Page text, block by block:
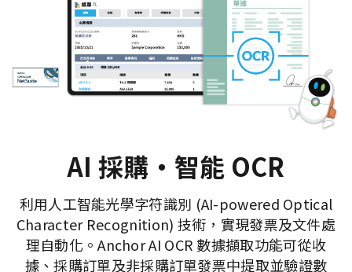
AI 採購・智能 OCR
利用人工智能光學字符識別 (AI-powered Optical
Character Recognition) 技術，實現發票及文件處
理自動化。Anchor AI OCR 數據擷取功能可從收
據、採購訂單及非採購訂單發票中提取並驗證數